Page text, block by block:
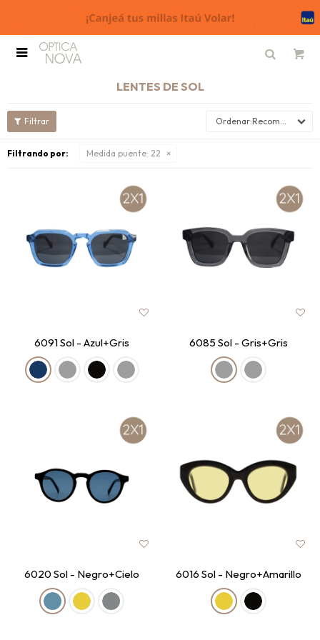

LENTES DE SOL
Recomendados
Filtrando por: Medida puente: 22
6091 Sol - Azul+Gris 6085 Sol - Gris+Gris
6020 Sol - Negro+Cielo 6016 Sol - Negro+Amarillo